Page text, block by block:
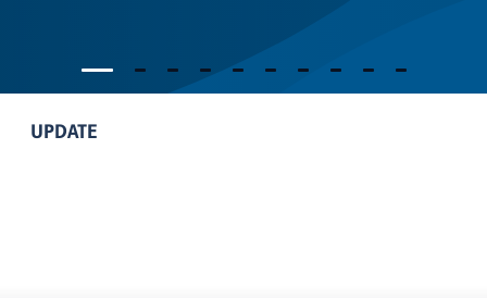
UPDATE